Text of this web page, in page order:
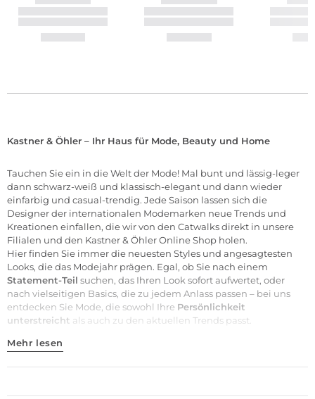
Kastner & Öhler – Ihr Haus für Mode, Beauty und Home
Tauchen Sie ein in die Welt der Mode! Mal bunt und lässig-leger
dann schwarz-weiß und klassisch-elegant und dann wieder
einfarbig und casual-trendig. Jede Saison lassen sich die
Designer der internationalen Modemarken neue Trends und
Kreationen einfallen, die wir von den Catwalks direkt in unsere
Filialen und den Kastner & Öhler Online Shop holen.
Hier finden Sie immer die neuesten Styles und angesagtesten
Looks, die das Modejahr prägen. Egal, ob Sie nach einem
Statement-Teil suchen, das Ihren Look sofort aufwertet, oder
nach vielseitigen Basics, die zu jedem Anlass passen – bei uns
entdecken Sie Mode, die sowohl Ihre Persönlichkeit
unterstreicht als auch zu den aktuellen Trends passt.
Mehr lesen